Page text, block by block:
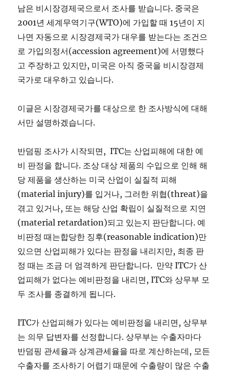
남은 비시장경제국으로서 조사를 받습니다. 중국은
2001년 세계무역기구(WTO)에 가입할 때 15년이 지
나면 자동으로 시장경제국가 대우를 받는다는 조건으
로 가입의정서(accession agreement)에 서명했다
고 주장하고 있지만, 미국은 아직 중국을 비시장경제
국가로 대우하고 있습니다.
이글은 시장경제국가를 대상으로 한 조사방식에 대해
서만 설명하겠습니다.
반덤핑 조사가 시작되면, ITC는 산업피해에 대한 예
비 판정을 합니다. 조상 대상 제품의 수입으로 인해 해
당 제품을 생산하는 미국 산업이 실질적 피해
(material injury)를 입거나, 그러한 위협(threat)을
겪고 있거나, 또는 해당 산업 확립이 실질적으로 지연
(material retardation)되고 있는지 판단합니다. 예
비판정 때는합당한 징후(reasonable indication)만
있으면 산업피해가 있다는 판정을 내리지만, 최종 판
정 때는 조금 더 엄격하게 판단합니다. 만약 ITC가 산
업피해가 없다는 예비판정을 내리면, ITC와 상무부 모
두 조사를 종결하게 됩니다.
ITC가 산업피해가 있다는 예비판정을 내리면, 상무부
는 의무 답변자를 선정합니다. 상무부는 수출자마다
반덤핑 관세율과 상계관세율을 따로 계산하는데, 모든
수출자를 조사하기 어렵기 때문에 수출량이 많은 수출